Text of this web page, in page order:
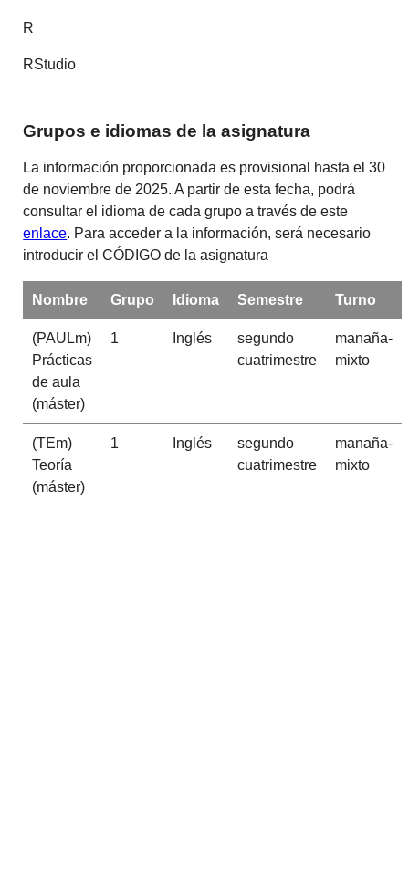
R
RStudio
Grupos e idiomas de la asignatura
La información proporcionada es provisional hasta el 30
de noviembre de 2025. A partir de esta fecha, podrá
consultar el idioma de cada grupo a través de este
enlace. Para acceder a la información, será necesario
introducir el CÓDIGO de la asignatura
Nombre Grupo Idioma Semestre Turno
(PAULm)
Prácticas
de aula
(máster)
1 Inglés
segundo
cuatrimestre
manaña-
mixto
(TEm)
Teoría
(máster)
1 Inglés
segundo
cuatrimestre
manaña-
mixto